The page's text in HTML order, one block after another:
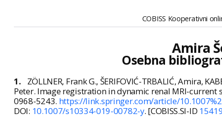
COBISS Kooperativni
Amira
Osebna
1.
ZÖLLNER, Frank G., ŠERIFOVIĆ-TRBALIĆ, Amira,
Peter. Image registration in dynamic renal MRI-current
0968-5243. https://link.springer.com/article/
DOI: 10.1007/s10334-019-00782-y. [COBISS.SI-ID